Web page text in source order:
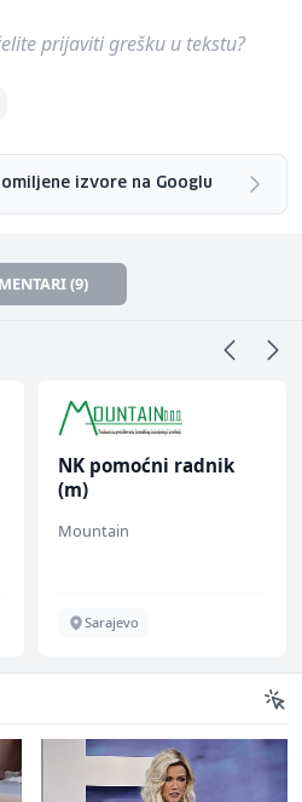
prijaviti grešku u tekstu?
izvore na Googlu
(9)
NK pomoćni radnik
(m)
Mountain
Sarajevo